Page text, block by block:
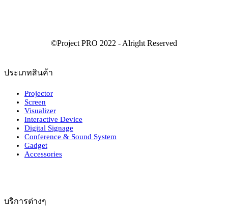
ประเภทสินค้า
Projector
Screen
Visualizer
Interactive Device
Digital Signage
Conference & Sound System
Gadget
Accessories
บริการต่างๆ